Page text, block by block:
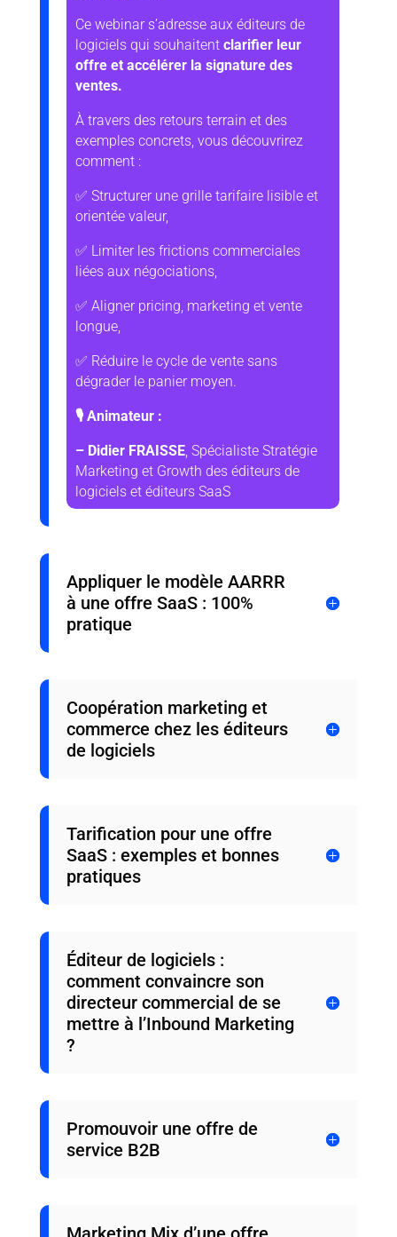
Ce webinar s’adresse aux éditeurs de
logiciels qui souhaitent clarifier leur
offre et accélérer la signature des
ventes.
À travers des retours terrain et des
exemples concrets, vous découvrirez
comment :
✅ Structurer une grille tarifaire lisible et
orientée valeur,
✅ Limiter les frictions commerciales
liées aux négociations,
✅ Aligner pricing, marketing et vente
longue,
✅ Réduire le cycle de vente sans
dégrader le panier moyen.
🎙 Animateur :
– Didier FRAISSE, Spécialiste Stratégie
Marketing et Growth des éditeurs de
logiciels et éditeurs SaaS
Appliquer le modèle AARRR
à une offre SaaS : 100%
pratique
Coopération marketing et
commerce chez les éditeurs
de logiciels
Tarification pour une offre
SaaS : exemples et bonnes
pratiques
Éditeur de logiciels :
comment convaincre son
directeur commercial de se
mettre à l’Inbound Marketing
?
Promouvoir une offre de
service B2B